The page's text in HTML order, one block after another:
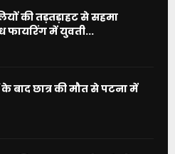
की तड़तड़ाहट से सहमा
फायरिंग में युवती...
बाद छात्र की मौत से पटना में